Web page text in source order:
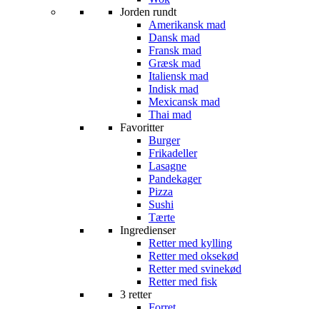
Jorden rundt
Amerikansk mad
Dansk mad
Fransk mad
Græsk mad
Italiensk mad
Indisk mad
Mexicansk mad
Thai mad
Favoritter
Burger
Frikadeller
Lasagne
Pandekager
Pizza
Sushi
Tærte
Ingredienser
Retter med kylling
Retter med oksekød
Retter med svinekød
Retter med fisk
3 retter